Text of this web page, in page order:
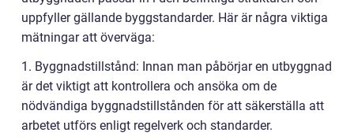
uppfyller gällande byggstandarder. Här är några viktiga
mätningar att överväga:
1. Byggnadstillstånd: Innan man påbörjar en utbyggnad
är det viktigt att kontrollera och ansöka om de
nödvändiga byggnadstillstånden för att säkerställa att
arbetet utförs enligt regelverk och standarder.